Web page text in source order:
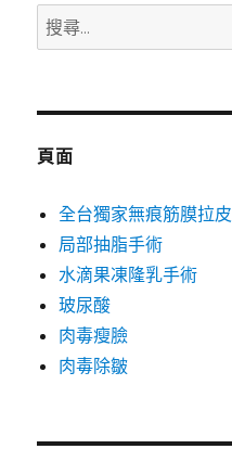
搜
尋
鍵
頁面
全台獨家無痕筋膜拉皮
局部抽脂手術
水滴果凍隆乳手術
玻尿酸
肉毒瘦臉
肉毒除皺